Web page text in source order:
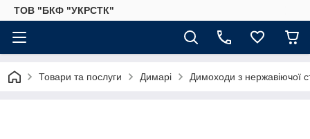
ТОВ "БКФ "УКРСТК"
Товари та послуги Димарі Димоходи з нержавіючої